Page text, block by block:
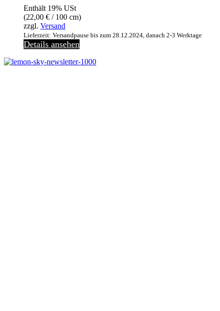
Enthält 19% USt
(22,00 € / 100 cm)
zzgl. Versand
Lieferzeit: Versandpause bis zum 28.12.2024, danach 2-3 Werktage
Details ansehen